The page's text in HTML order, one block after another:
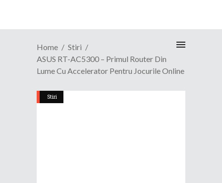
Home
Stiri
ASUS RT-AC5300 – Primul Router Din
Lume Cu Accelerator Pentru Jocurile Online
Stiri